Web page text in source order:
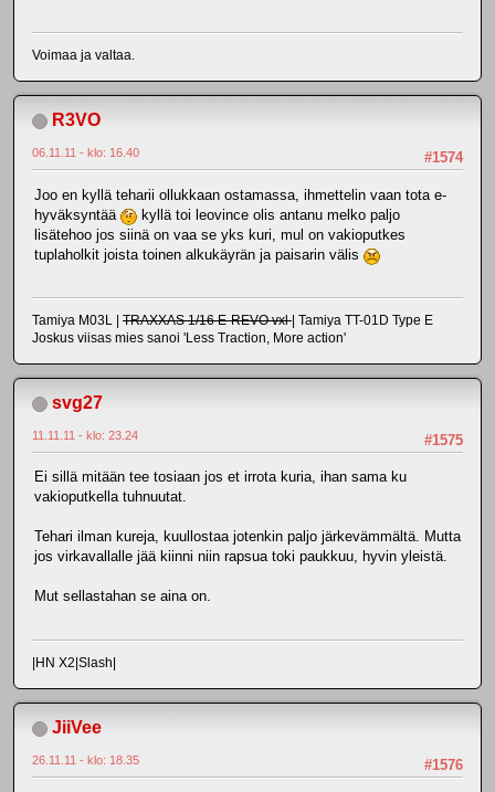
Voimaa ja valtaa.
R3VO
#1574
06.11.11 - klo: 16.40
Joo en kyllä teharii ollukkaan ostamassa, ihmettelin vaan tota e-
hyväksyntää
kyllä toi leovince olis antanu melko paljo
lisätehoo jos siinä on vaa se yks kuri, mul on vakioputkes
tuplaholkit joista toinen alkukäyrän ja paisarin välis
Tamiya M03L | TRAXXAS 1/16 E-REVO vxl | Tamiya TT-01D Type E
Joskus viisas mies sanoi 'Less Traction, More action'
svg27
#1575
11.11.11 - klo: 23.24
Ei sillä mitään tee tosiaan jos et irrota kuria, ihan sama ku
vakioputkella tuhnuutat.
Tehari ilman kureja, kuullostaa jotenkin paljo järkevämmältä. Mutta
jos virkavallalle jää kiinni niin rapsua toki paukkuu, hyvin yleistä.
Mut sellastahan se aina on.
|HN X2|Slash|
JiiVee
#1576
26.11.11 - klo: 18.35